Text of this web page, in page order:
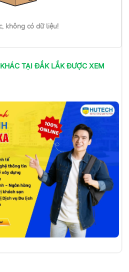
không có dữ liệu!
TẠI ĐẮK LẮKĐƯỢC XEM